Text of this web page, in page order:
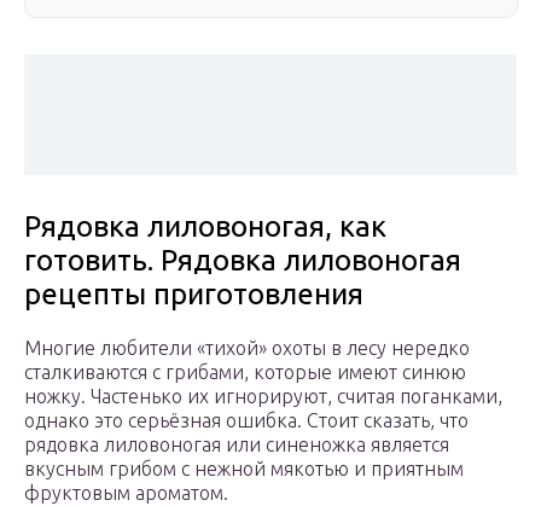
Рядовка лиловоногая, как
готовить. Рядовка лиловоногая
рецепты приготовления
Многие любители «тихой» охоты в лесу нередко
сталкиваются с грибами, которые имеют синюю
ножку. Частенько их игнорируют, считая поганками,
однако это серьёзная ошибка. Стоит сказать, что
рядовка лиловоногая или синеножка является
вкусным грибом с нежной мякотью и приятным
фруктовым ароматом.